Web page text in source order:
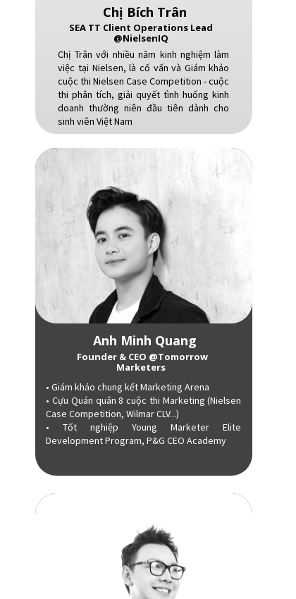
Anh Minh Quang
Founder & CEO @Tomorrow
Marketers
• Giám khảo chung kết Marketing Arena
• Cựu Quán quân 8 cuộc thi Marketing (Nielsen
Case Competition, Wilmar CLV...)
• Tốt nghiệp Young Marketer Elite
Development Program, P&G CEO Academy
Chị Bích Trân
SEA TT Client Operations Lead
@NielsenIQ
Chị Trân với nhiều năm kinh nghiệm làm
việc tại Nielsen, là cố vấn và Giám khảo
cuộc thi Nielsen Case Competition - cuộc
thi phân tích, giải quyết tình huống kinh
doanh thường niên đầu tiên dành cho
sinh viên Việt Nam